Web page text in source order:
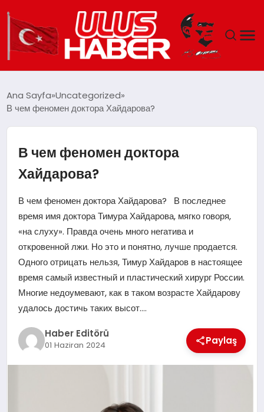
DÜNYA
EKONOMI
SIYASET
TEKNOLOJI
MAGAZIN
YAŞAM
Ana Sayfa Uncategorized
В чем феномен доктора Хайдарова?
В чем феномен доктора
Хайдарова?
В чем феномен доктора Хайдарова? В последнее
время имя доктора Тимура Хайдарова, мягко говоря,
«на слуху». Правда очень много негатива и
откровенной лжи. Но это и понятно, лучше продается.
Одного отрицать нельзя, Тимур Хайдаров в настоящее
время самый известный и пластический хирург России.
Многие недоумевают, как в таком возрасте Хайдарову
удалось достичь таких высот….
Haber Editörü
01 Haziran 2024 Paylaş